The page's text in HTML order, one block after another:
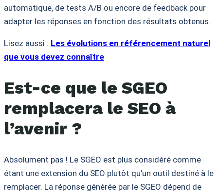
automatique, de tests A/B ou encore de feedback pour
adapter les réponses en fonction des résultats obtenus.
Lisez aussi : Les évolutions en référencement naturel
que vous devez connaître
Est-ce que le SGEO
remplacera le SEO à
l’avenir ?
Absolument pas ! Le SGEO est plus considéré comme
étant une extension du SEO plutôt qu’un outil destiné à le
remplacer. La réponse générée par le SGEO dépend de